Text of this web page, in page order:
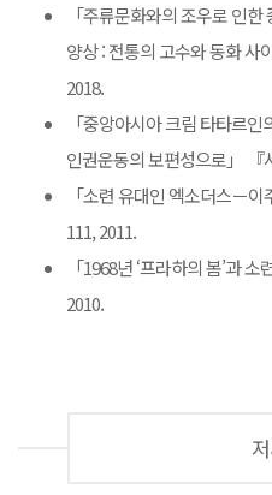
「주류문화와의 조우로 인
양상 : 전통의 고수와 동화 사
2018.
「중앙아시아 크림 타타르
인권운동의 보편성으로」 『
「소련 유대인 엑소더스－
111, 2011.
「1968년 ‘프라하의 봄’과
2010.